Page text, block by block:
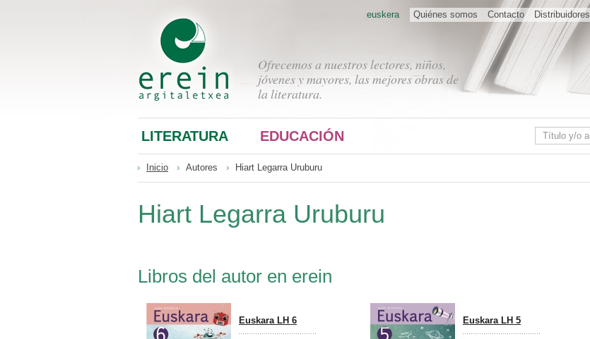
Ofrecemos a nuestros lectores, niños,
jóvenes y mayores, las mejores obras de
la literatura.
Quiénes somos Contacto Distribuidores
euskera
LITERATURA EDUCACIÓN
Inicio Autores Hiart Legarra Uruburu
Hiart Legarra Uruburu
Libros del autor en erein
Euskara LH 6 Euskara LH 5